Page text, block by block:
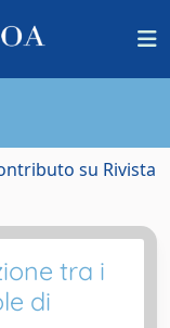
su Rivista
tra i
di